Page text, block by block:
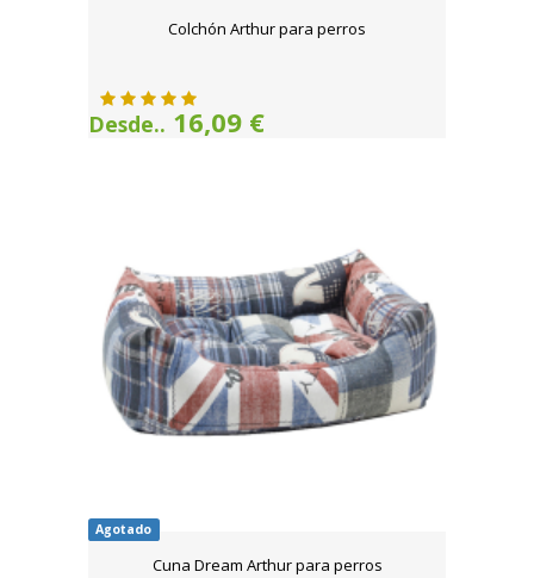
Colchón Arthur para perros
Desde.. 16,09 €
Agotado
Cuna Dream Arthur para perros